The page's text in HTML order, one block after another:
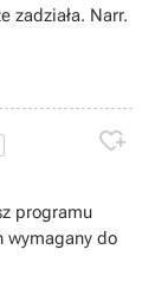
zadziała. Narr.

programu
wymagany do